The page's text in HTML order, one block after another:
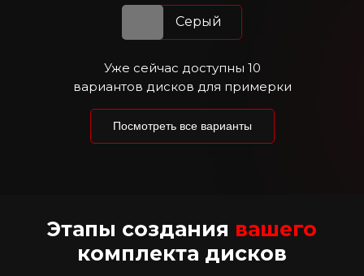
Серый
Посмотреть все варианты
Уже сейчас доступны 10
вариантов дисков для примерки
Этапы создания вашего
комплекта дисков